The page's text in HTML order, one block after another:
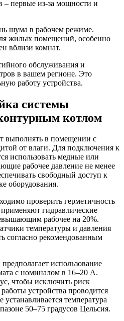
– первые из-за мощности и
шума в рабочем режиме.
жилых помещений, особенно
вблизи комнат.
обслуживания и
в вашем регионе. Это
работу устройства.
системы
котлом
выполнять в помещении с
от влаги. Для подключения к
использовать медные или
рабочее давление не менее
свободный доступ к
оборудования.
проверить герметичность
гидравлические
рабочее на 20%.
температуры и давления
согласно рекомендованным
использование
с номиналом в 16–20 А.
чтобы исключить риск
устройства проводится
устанавливается температура
50–75 градусов Цельсия.